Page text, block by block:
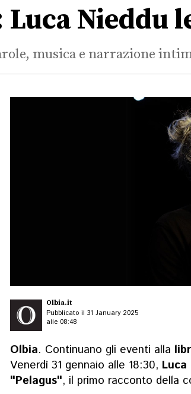
Luca Nieddu
musica e narrazione
Olbia.it
Pubblicato il 31 January 2025
alle 08:48
Olbia. Continuano gli eventi alla
Venerdì 31 gennaio alle 18:30, Luca
"Pelagus", il primo racconto della